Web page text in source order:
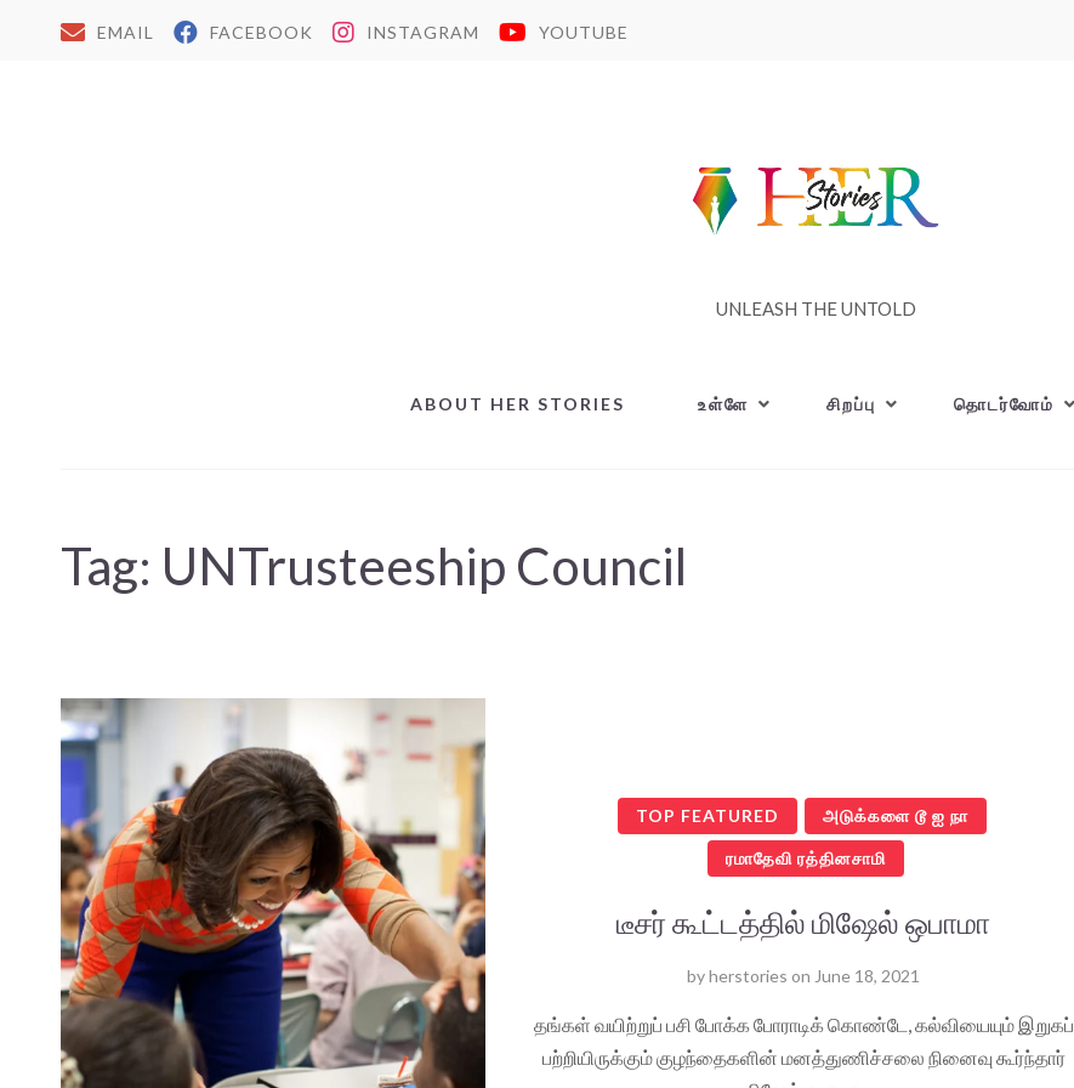
EMAIL FACEBOOK INSTAGRAM YOUTUBE
UNLEASH THE UNTOLD
ABOUT HER STORIES உள்ளே சிறப்பு தொடர்வோம்
Tag: UNTrusteeship Council
TOP FEATURED அடுக்களை டூ ஐ நா
ரமாதேவி ரத்தினசாமி
டீசர் கூட்டத்தில் மிஷேல் ஒபாமா
byherstories on June 18, 2021
தங்கள் வயிற்றுப் பசி போக்க போராடிக் கொண்டே, கல்வியையும் இறுகப்
பற்றியிருக்கும் குழந்தைகளின் மனத்துணிச்சலை நினைவு கூர்ந்தார்